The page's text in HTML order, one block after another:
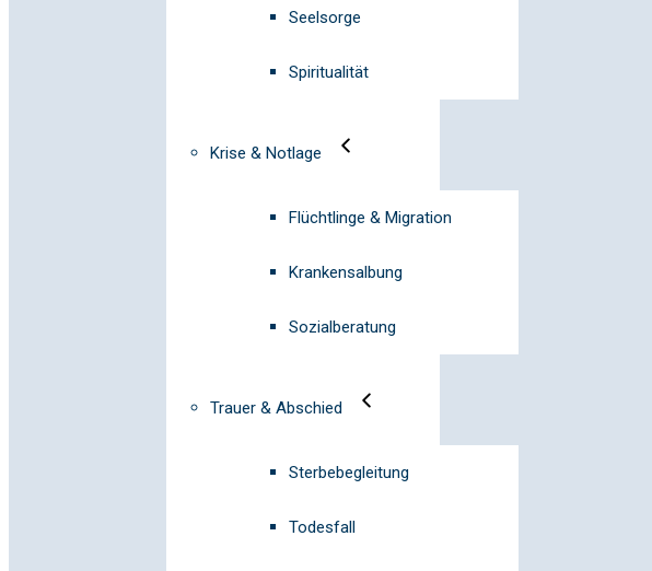
Seelsorge
Spiritualität
Krise & Notlage
Flüchtlinge & Migration
Krankensalbung
Sozialberatung
Trauer & Abschied
Sterbebegleitung
Todesfall